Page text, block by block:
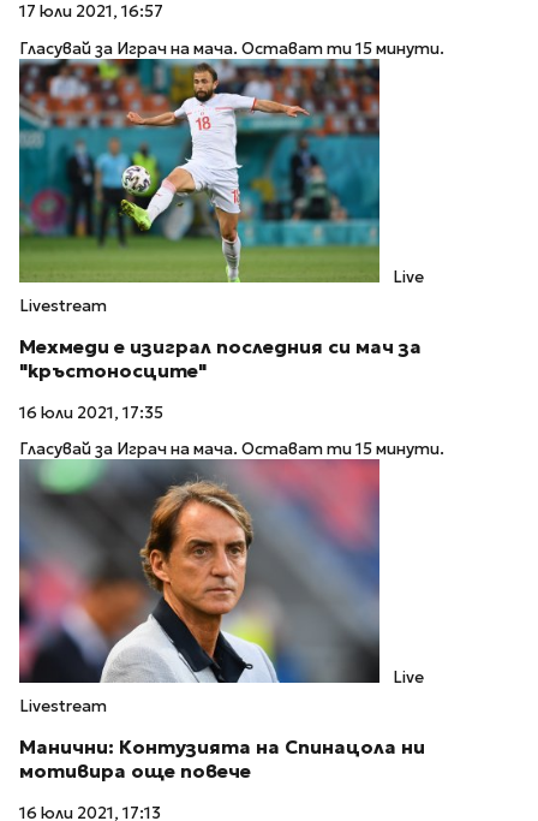
17 юли 2021, 16:57
Гласувай за Играч на мача. Остават ти 15 минути.
Live
Livestream
Мехмеди е изиграл последния си мач за
"кръстоносците"
16 юли 2021, 17:35
Гласувай за Играч на мача. Остават ти 15 минути.
Live
Livestream
Манични: Контузията на Спинацола ни
мотивира още повече
16 юли 2021, 17:13